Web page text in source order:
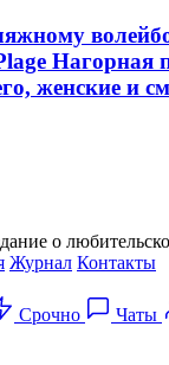
Нагорная
женские и
о
Журнал Контакты
Срочно Чаты